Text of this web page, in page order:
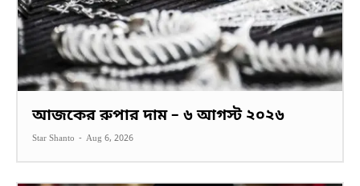
আজকের রুপার দাম – ৬ আগস্ট ২০২৬
Star Shanto - Aug 6, 2026